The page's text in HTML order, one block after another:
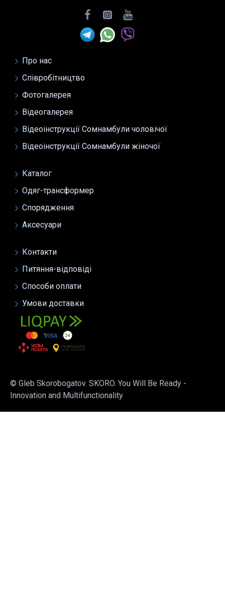
Про нас
Співробітництво
Фотогалерея
Відеогалерея
Відеоінструкції Сомнамбули чоловічої
Відеоінструкції Сомнамбули жіночої
Каталог
Одяг-трансформер
Спорядження
Аксесуари
Контакти
Питяння-відповіді
Способи оплати
Умови доставки
© Gleb Skorobogatov. SKORO. You Will Be Ready -
Innovation and Multifunctionality